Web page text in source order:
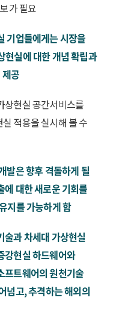
가 필요
기업들에게는 시장을
현실에 대한 개념 확립과
공
상현실 공간서비스를
적용을 실시해 볼 수
발은 향후 격돌하게 될
에 대한 새로운 기회를
지를 가능하게 함
술과 차세대 가상현실
강현실 하드웨어와
프트웨어의 원천기술
넘고, 추격하는 해외의